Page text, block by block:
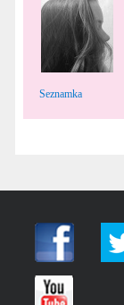
Seznamka